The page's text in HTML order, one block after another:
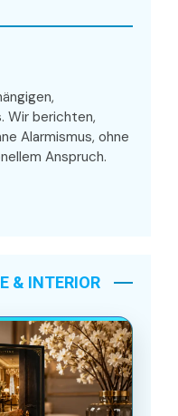
Wir berichten,
Alarmismus, ohne
Anspruch.
& INTERIOR